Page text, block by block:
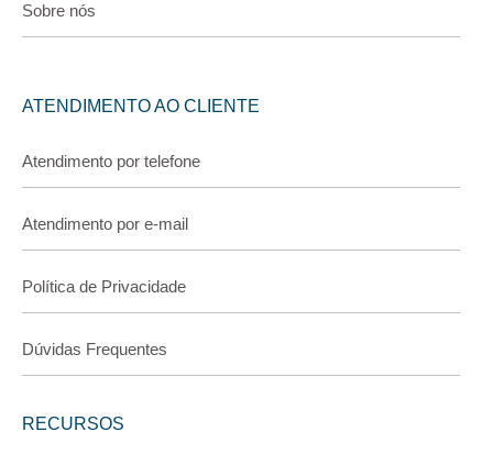
Sobre nós
ATENDIMENTO AO CLIENTE
Atendimento por telefone
Atendimento por e-mail
Política de Privacidade
Dúvidas Frequentes
RECURSOS